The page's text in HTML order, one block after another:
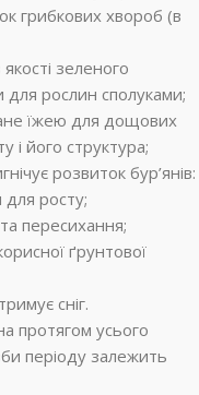
грибкових хвороб (в
зеленого
рослин сполуками;
їжею для дощових
і його структура;
розвиток бур’янів:
для росту;
пересихання;
ґрунтової
сніг.
протягом усього
періоду залежить